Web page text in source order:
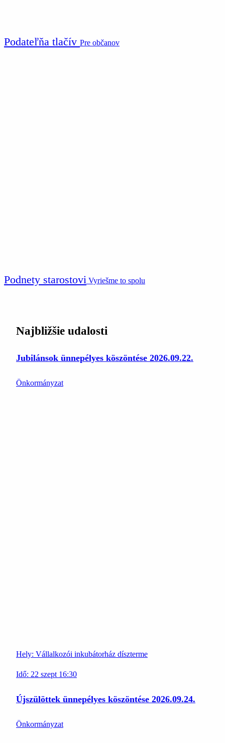
Podateľňa tlačív Pre občanov
Podnety starostovi Vyriešme to spolu
Najbližšie udalosti
Jubilánsok ünnepélyes köszöntése 2026.09.22.
Önkormányzat
Hely: Vállalkozói inkubátorház díszterme
Idő: 22 szept 16:30
Újszülöttek ünnepélyes köszöntése 2026.09.24.
Önkormányzat